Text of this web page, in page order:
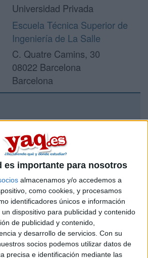
es importante para nosotros
almacenamos y/o accedemos a
como cookies, y procesamos
identificadores únicos e información
dispositivo para publicidad y contenido
de publicidad y contenido,
y desarrollo de servicios. Con su
socios podemos utilizar datos de
precisa e identificación mediante las
Universidad Privada
Escuela Técnica Superior de
Ingeniería de La Salle
C. Quatre Camins, 30
08022 Barcelona
Barcelona
más
con tus datos y un texto con las
hacer. Al pulsar el botón de enviar,
que has introducido se enviarán
al centro educativo para que te